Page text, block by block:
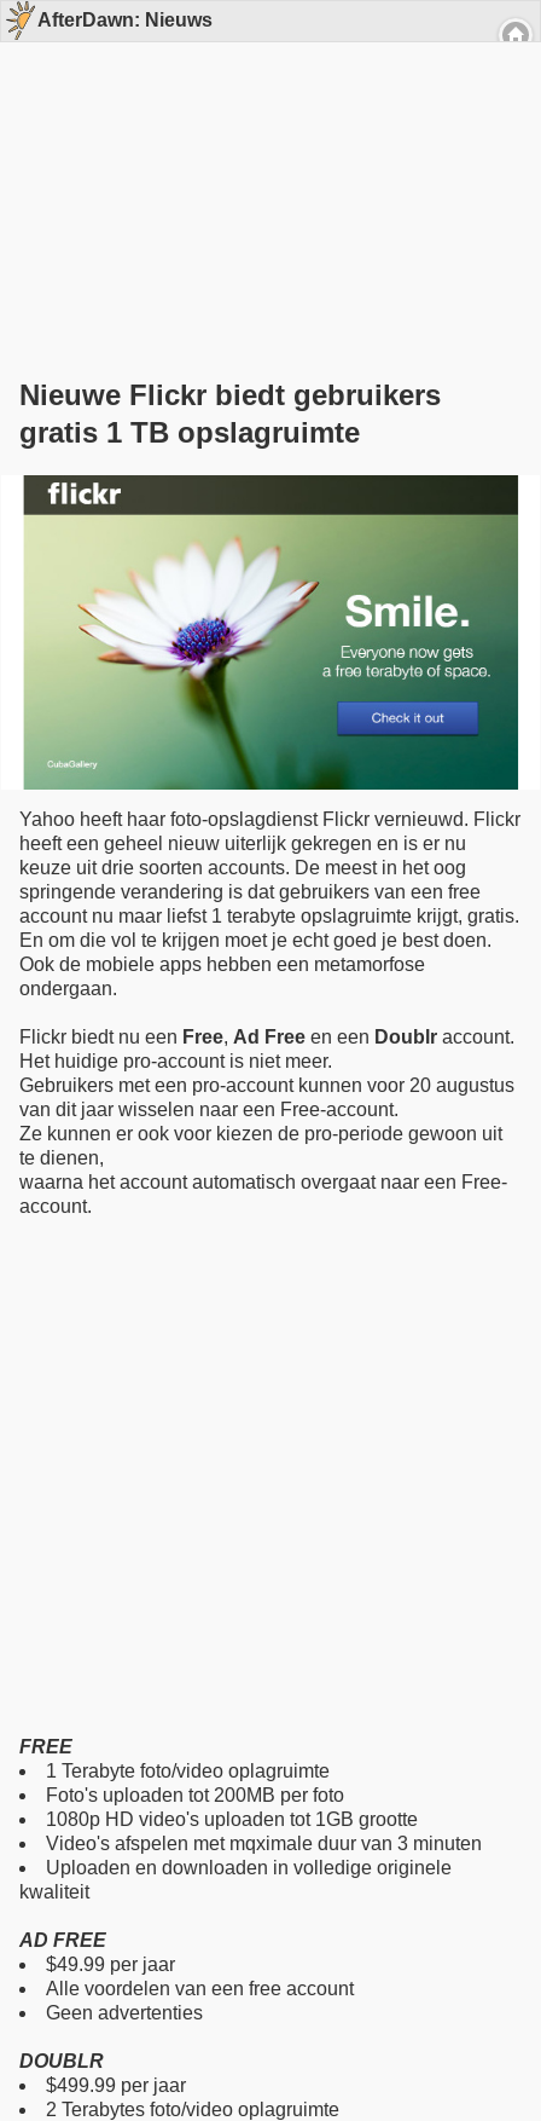
AfterDawn: Nieuws
Nieuwe Flickr biedt gebruikers
gratis 1 TB opslagruimte
Yahoo heeft haar foto-opslagdienst Flickr vernieuwd. Flickr
heeft een geheel nieuw uiterlijk gekregen en is er nu
keuze uit drie soorten accounts. De meest in het oog
springende verandering is dat gebruikers van een free
account nu maar liefst 1 terabyte opslagruimte krijgt, gratis.
En om die vol te krijgen moet je echt goed je best doen.
Ook de mobiele apps hebben een metamorfose
ondergaan.
Flickr biedt nu een Free, Ad Free en een Doublr account.
Het huidige pro-account is niet meer.
Gebruikers met een pro-account kunnen voor 20 augustus
van dit jaar wisselen naar een Free-account.
Ze kunnen er ook voor kiezen de pro-periode gewoon uit
te dienen,
waarna het account automatisch overgaat naar een Free-
account.
FREE
1 Terabyte foto/video oplagruimte
Foto's uploaden tot 200MB per foto
1080p HD video's uploaden tot 1GB grootte
Video's afspelen met mqximale duur van 3 minuten
Uploaden en downloaden in volledige originele
kwaliteit
AD FREE
$49.99 per jaar
Alle voordelen van een free account
Geen advertenties
DOUBLR
$499.99 per jaar
2 Terabytes foto/video oplagruimte